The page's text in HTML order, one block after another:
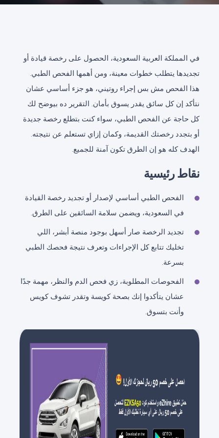
في المملكة العربية السعودية، الحصول على رخصة قيادة أو
تجديدها يتطلب خطوات معينة، ومن أهمها الفحص الطبي.
هذا الفحص مش بس إجراء روتيني، هو جزء أساسي عشان
نتأكد إن كل سائق يقدر يسوق بأمان. التقرير ده بيوضح لك
كل حاجة عن الفحص الطبي، سواء كنت بتطلع رخصة جديدة
أو بتجدد رخصتك القديمة، وكمان إزاي تستعلم عن نتيجته.
الهدف كله هو إن الطرق تكون آمنة للجميع.
نقاط رئيسية
الفحص الطبي أساسي لإصدار أو تجديد رخصة القيادة
في السعودية، ويضمن سلامة السائقين على الطرق.
تجديد الرخصة صار أسهل بوجود منصة أبشر، اللي
تخليك تتابع كل الإجراءات وتعرف نتيجة فحصك الطبي
بسرعة.
الفحوصات المطلوبة، زي فحص الدم والنظر، مهمة جدًا
عشان يتأكدوا إنك بصحة كويسة وتقدر تشوف كويس
وأنت بتسوق.